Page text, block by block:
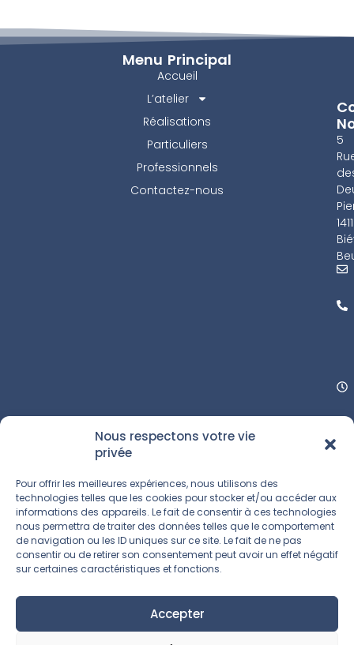
Nous respectons votre vie
privée
Pour offrir les meilleures expériences, nous utilisons des
technologies telles que les cookies pour stocker et/ou accéder aux
informations des appareils. Le fait de consentir à ces technologies
nous permettra de traiter des données telles que le comportement
de navigation ou les ID uniques sur ce site. Le fait de ne pas
consentir ou de retirer son consentement peut avoir un effet négatif
sur certaines caractéristiques et fonctions.
Accepter
Menu Principal
Accueil
L’atelier
Réalisations
Particuliers
Professionnels
Contactez-nous
5